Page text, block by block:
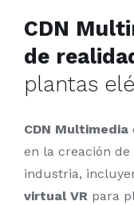
CDN
de
plantas
CDN Multimedia
en la creación
industria,
virtual VR para